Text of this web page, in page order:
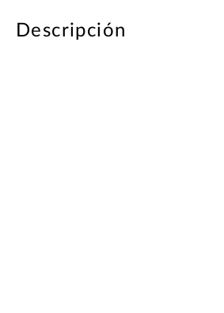
Descripción